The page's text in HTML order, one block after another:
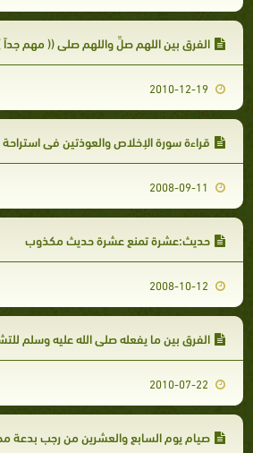
الفرق بين اللهم صلِّ واللهم صلي (( مهم جداً
2010-12-19
قراءة سورة الإخلاص والعوذتين في استراحة
حديث:عشرة تمنع عشرة حديث مكذوب
الفرق بين ما يفعله صلى الله عليه وسلم
صيام يوم السابع والعشرين من رجب بدعة